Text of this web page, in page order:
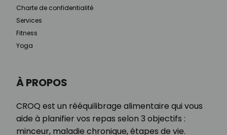
À PROPOS
CROQ est un rééquilibrage alimentaire qui vous
aide à planifier vos repas selon 3 objectifs :
minceur, maladie chronique, étapes de vie.
Charte de confidentialité
Services
Fitness
Yoga